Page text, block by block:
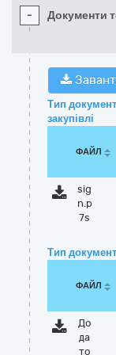
- Документи
Тип
закупівлі
ФАЙЛ
sig
n.p
7s
Тип
ФАЙЛ
До
да
то